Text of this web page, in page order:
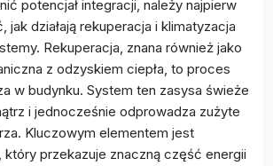
potencjał integracji, należy najpierw
jak działają rekuperacja i klimatyzacja
Rekuperacja, znana również jako
z odzyskiem ciepła, to proces
w budynku. System ten zasysa świeże
i jednocześnie odprowadza zużyte
Kluczowym elementem jest
który przekazuje znaczną część energii